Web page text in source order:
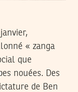
« zanga
que
nouées. Des
de Ben